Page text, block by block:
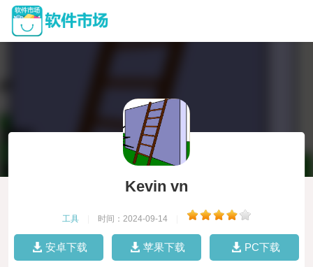
Kevin vn
工具 时间：2024-09-14
安卓下载 苹果下载 PC下载